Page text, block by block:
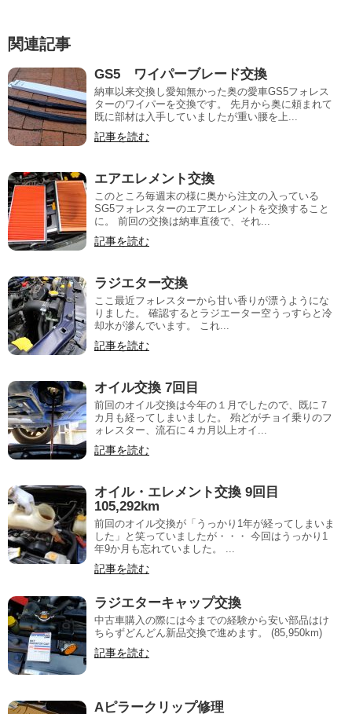
関連記事
GS5 ワイパーブレード交換
納車以来交換し愛知無かった奥の愛車GS5フォレス
ターのワイパーを交換です。 先月から奥に頼まれて
既に部材は入手していましたが重い腰を上...
記事を読む
エアエレメント交換
このところ毎週末の様に奥から注文の入っている
SG5フォレスターのエアエレメントを交換すること
に。 前回の交換は納車直後で、それ...
記事を読む
ラジエター交換
ここ最近フォレスターから甘い香りが漂うようにな
りました。 確認するとラジエーター空うっすらと冷
却水が滲んでいます。 これ...
記事を読む
オイル交換 7回目
前回のオイル交換は今年の１月でしたので、既に７
カ月も経ってしまいました。 殆どがチョイ乗りのフ
ォレスター、流石に４カ月以上オイ...
記事を読む
オイル・エレメント交換 9回目
105,292km
前回のオイル交換が「うっかり1年が経ってしまいま
した」と笑っていましたが・・・ 今回はうっかり1
年9か月も忘れていました。 ...
記事を読む
ラジエターキャップ交換
中古車購入の際には今までの経験から安い部品はけ
ちらずどんどん新品交換で進めます。 (85,950km)
記事を読む
Aピラークリップ修理